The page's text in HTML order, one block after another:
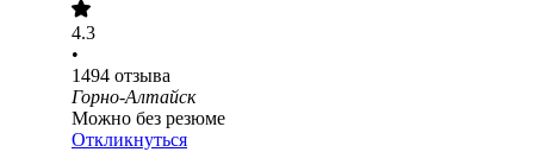
4.3
•
1494 отзыва
Горно-Алтайск
Можно без резюме
Откликнуться